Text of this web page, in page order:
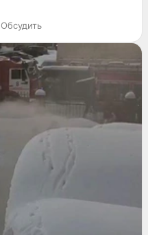
Обсудить